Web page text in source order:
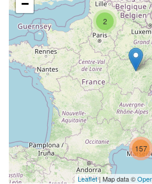
2
157
−
Leaflet| Map data ©